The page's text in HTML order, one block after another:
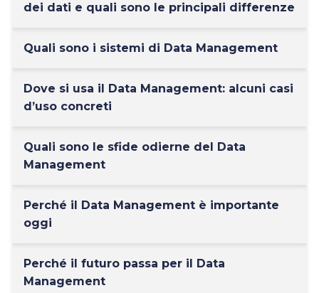
dei dati e quali sono le principali differenze
Quali sono i sistemi di Data Management
Dove si usa il Data Management: alcuni casi
d’uso concreti
Quali sono le sfide odierne del Data
Management
Perché il Data Management è importante
oggi
Perché il futuro passa per il Data
Management